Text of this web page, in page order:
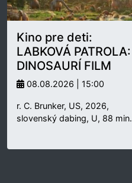
Kino pre deti:
LABKOVÁ PATROLA:
DINOSAURÍ FILM
08.08.2026 | 15:00
r. C. Brunker, US, 2026,
slovenský dabing, U, 88 min.